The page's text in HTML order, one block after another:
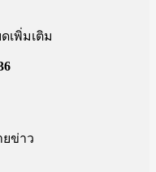
เพิ่มเติม
ข่าว